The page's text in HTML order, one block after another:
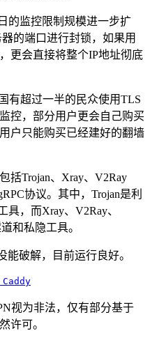
的监控限制规模进一步扩
的端口进行封锁，如果用
更会直接将整个IP地址彻底
有超过一半的民众使用TLS
控，部分用户更会自己购买
户只能购买已经建好的翻墙
括Trojan、Xray、V2Ray
协议。其中，Trojan是利
，而Xray、V2Ray、
和私隐工具。
能破解，目前运行良好。
视为非法，仅有部分基于
许可。